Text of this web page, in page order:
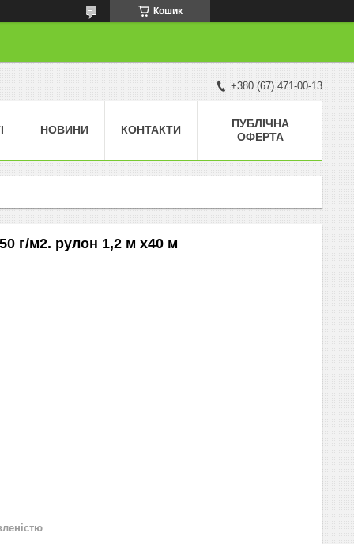
Кошик
+380 (67) 471-00-13
НОВИНИ КОНТАКТИ
ПУБЛІЧНА
ОФЕРТА
г/м2. рулон 1,2 м х40 м